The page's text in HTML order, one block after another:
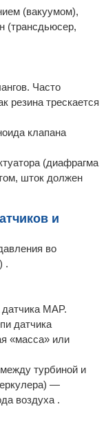
(вакуумом),
(трансдьюсер,
Часто
резина трескается
клапана
(диафрагма
шток должен
и
во
.
MAP.
датчика
«масса» или
турбиной и
—
воздуха .